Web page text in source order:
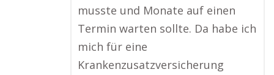
musste und Monate auf einen
Termin warten sollte. Da habe ich
mich für eine
Krankenzusatzversicherung